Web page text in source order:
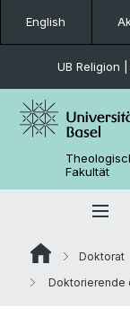
English
UB Religion
Fakultät
Doktorat
Doktorierende